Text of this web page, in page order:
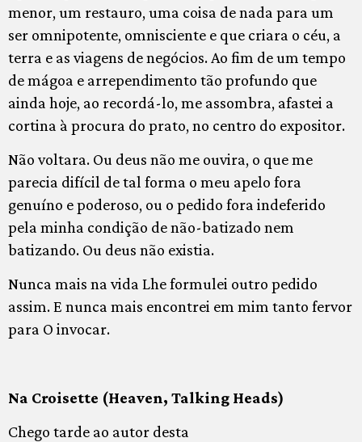
menor, um restauro, uma coisa de nada para um
ser omnipotente, omnisciente e que criara o céu, a
terra e as viagens de negócios. Ao fim de um tempo
de mágoa e arrependimento tão profundo que
ainda hoje, ao recordá-lo, me assombra, afastei a
cortina à procura do prato, no centro do expositor.
Não voltara. Ou deus não me ouvira, o que me
parecia difícil de tal forma o meu apelo fora
genuíno e poderoso, ou o pedido fora indeferido
pela minha condição de não-batizado nem
batizando. Ou deus não existia.
Nunca mais na vida Lhe formulei outro pedido
assim. E nunca mais encontrei em mim tanto fervor
para O invocar.
Na Croisette (Heaven, Talking Heads)
Chego tarde ao autor desta